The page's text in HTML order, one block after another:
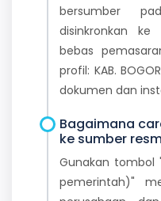
bersumber
disinkronkan ke
bebas
profil: KAB.
dokumen dan
Bagaimana
ke sumber
Gunakan tombol
pemerintah)"